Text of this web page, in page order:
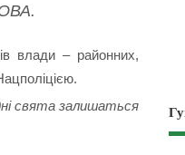
влади – районних,
свята залишаться